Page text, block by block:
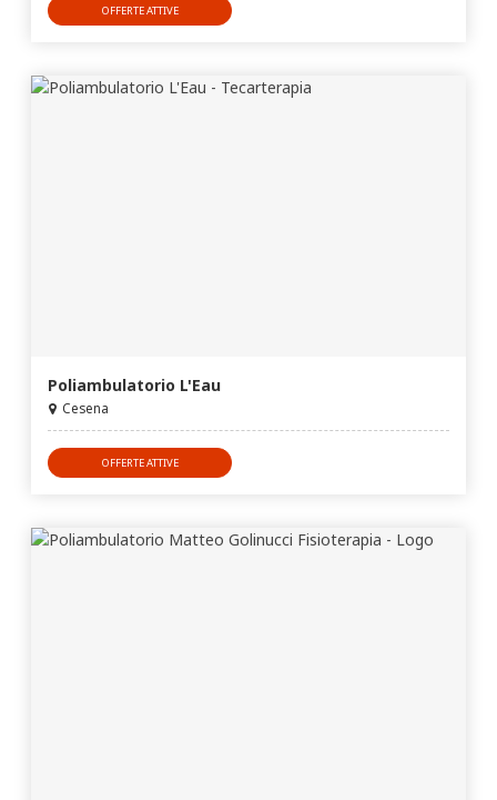
OFFERTE ATTIVE
Poliambulatorio L'Eau
Cesena
OFFERTE ATTIVE